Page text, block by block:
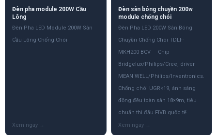
Đèn pha module 200W Cầu
Lông
Đèn Pha LED Module 200W Sân
Cầu Lông Chống Chói
Đèn sân bóng chuyền 200w
module chống chói
Đèn Pha LED 200W Sân Bóng
Chuyền Chống Chói TDLF-
MKH200-BCV — Chip
Bridgelux/Philips/Cree, driver
MEAN WELL/Philips/Inventronics.
Chống chói UGR<19, ánh sáng
đồng đều toàn sân 18×9m, tiêu
chuẩn thi đấu FIVB quốc tế